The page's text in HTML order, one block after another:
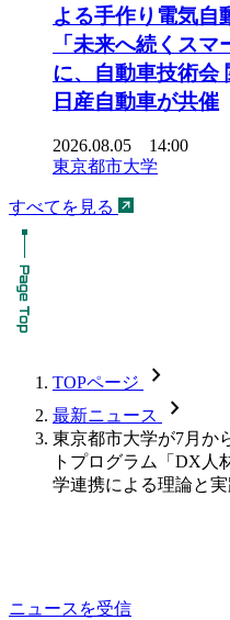
よる手作り電気自
「未来へ続くス
に、自動車技術会
日産自動車が共催
2026.08.05 14:00
東京都市大学
すべてを見る
TOPページ chevron_forward
最新ニュース chevron_forward
東京都市大学が7月か
トプログラム「DX人
学連携による理論と
ニュースを受信